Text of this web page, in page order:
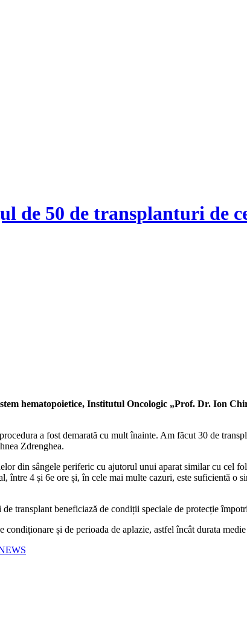
de 50 de transplanturi de
hematopoietice, Institutul Oncologic „Prof. Dr. Ion
a fost demarată cu mult înainte. Am făcut 30 de
Zdrenghea.
din sângele periferic cu ajutorul unui aparat similar cu cel
4 și 6e ore și, în cele mai multe cazuri, este suficientă o
transplant beneficiază de condiții speciale de protecție
și de perioada de aplazie, astfel încât durata